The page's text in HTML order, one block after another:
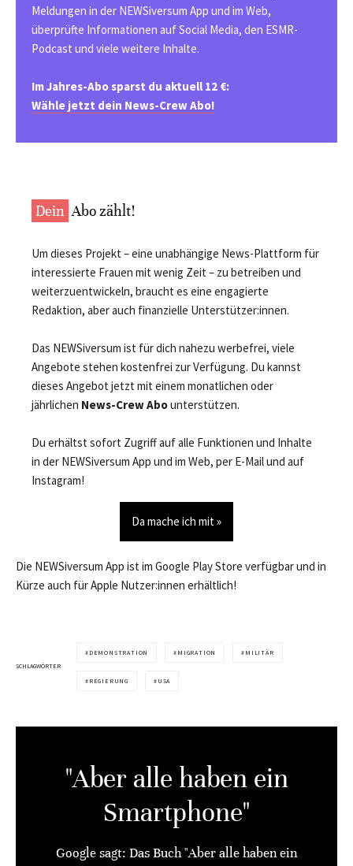
Meldungen in der NEWSiversum App und im Web,
überprüfte Informationen auf Social Media, den ESMR-
Podcast und viele weitere Inhalte.
Im Jahres-Abo sparst du aktuell 12 €:
Wähle jetzt dein News-Crew Abo!
Dein Abo zählt!
Um dieses Projekt – eine unabhängige News-Plattform für
interessierte Frauen mit wenig Zeit – zu betreiben und
weiterzuentwickeln, braucht es eine engagierte
Redaktion, aber auch finanzielle Unterstützer:innen.
Das NEWSiversum ist für dich nahezu werbefrei, viele
Angebote stehen kostenfrei zur Verfügung. Du kannst
dieses Angebot jetzt mit einem monatlichen oder
jährlichen News-Crew Abounterstützen.
Du erhältst sofort Zugriff auf alle Funktionen und Inhalte
in der NEWSiversum App und im Web, per E-Mail und auf
Instagram!
Da mache ich mit »
Die NEWSiversum App ist im Google Play Store verfügbar und in
Kürze auch für Apple Nutzer:innen erhältlich!
SCHLAGWÖRTER
DEMONSTRATION MIGRATION MILITÄR
REGIERUNG USA
"Aber alle haben ein
Smartphone"
Google sagt: Das Buch "Aber alle haben ein